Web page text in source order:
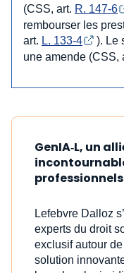
(CSS, art. R. 147-6
rembourser les
art. L. 133-4
). Le
une amende (CSS,
GenIA‑L, un
Lefebvre Dalloz
experts du droit
exclusif autour
solution